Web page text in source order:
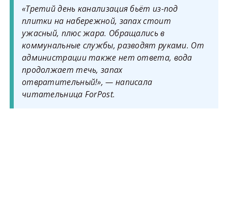
«Третий день канализация бьёт из-под
плитки на набережной, запах стоит
ужасный, плюс жара. Обращались в
коммунальные службы, разводят руками. От
администрации также нет ответа, вода
продолжает течь, запах
отвратительный!», — написала
читательница ForPost.